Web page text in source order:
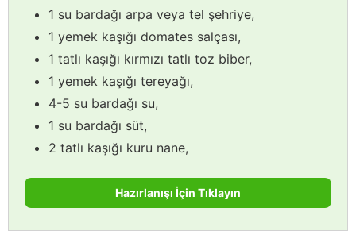
1 su bardağı arpa veya tel şehriye,
1 yemek kaşığı domates salçası,
1 tatlı kaşığı kırmızı tatlı toz biber,
1 yemek kaşığı tereyağı,
4-5 su bardağı su,
1 su bardağı süt,
2 tatlı kaşığı kuru nane,
Hazırlanışı İçin Tıklayın